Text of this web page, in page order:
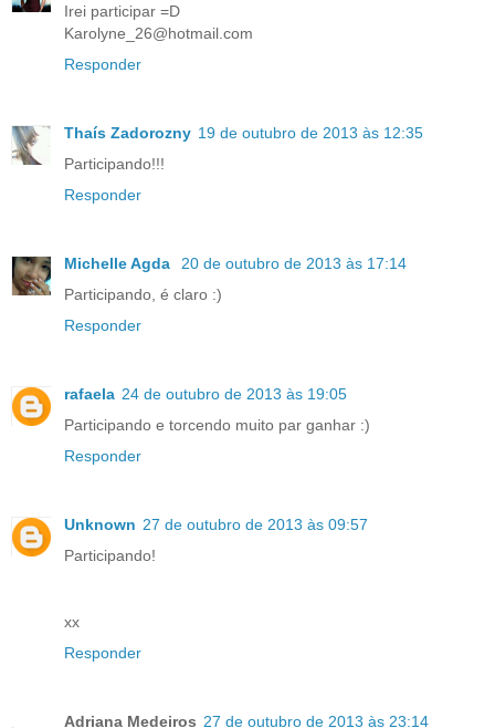
Irei participar =D
Karolyne_26@hotmail.com
Responder
Thaís Zadorozny 19 de outubro de 2013 às 12:35
Participando!!!
Responder
Michelle Agda
20 de outubro de 2013 às 17:14
Participando, é claro :)
Responder
rafaela 24 de outubro de 2013 às 19:05
Participando e torcendo muito par ganhar :)
Responder
Unknown 27 de outubro de 2013 às 09:57
Participando!
xx
Responder
Adriana Medeiros 27 de outubro de 2013 às 23:14